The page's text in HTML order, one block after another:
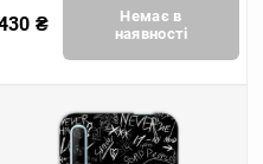
₴
Немає в
наявності